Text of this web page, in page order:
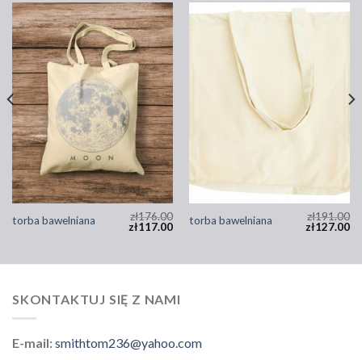
torba bawelniana zł176.00
zł117.00 torba bawelniana zł191.00
zł127.00
SKONTAKTUJ SIĘ Z NAMI
E-mail:smithtom236@yahoo.com